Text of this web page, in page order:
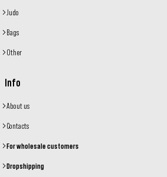
Judo
Bags
Other
Info
About us
Contacts
For wholesale customers
Dropshipping